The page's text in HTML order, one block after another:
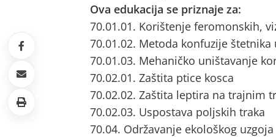
Ova edukacija se priznaje za:
70.01.01. Korištenje feromonskih,
70.01.02. Metoda konfuzije
70.01.03. Mehaničko uništavanje
70.02.01. Zaštita ptice kosca
70.02.02. Zaštita leptira na trajnim
70.02.03. Uspostava poljskih traka
70.04. Održavanje ekološkog uzgoja